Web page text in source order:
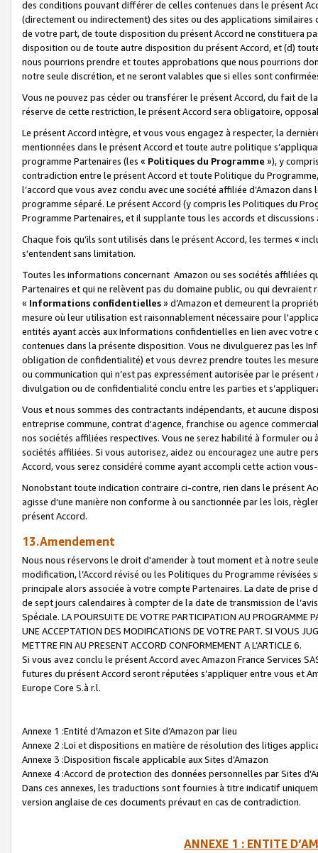
des conditions pouvant différer de celles contenues dans le présent
(directement ou indirectement) des sites ou des applications
de votre part, de toute disposition du présent Accord ne constituera
disposition ou de toute autre disposition du présent Accord, et (d)
nous pourrions prendre et toutes approbations que nous pourrions
notre seule discrétion, et ne seront valables que si elles sont
Vous ne pouvez pas céder ou transférer le présent Accord, du fait de
réserve de cette restriction, le présent Accord sera obligatoire,
Le présent Accord intègre, et vous vous engagez à respecter, la
mentionnées dans le présent Accord et toute autre politique
programme Partenaires (les « Politiques du Programme »), y
contradiction entre le présent Accord et toute Politique du
l’accord que vous avez conclu avec une société affiliée d’Amazon
programme séparé. Le présent Accord (y compris les Politiques du
Programme Partenaires, et il supplante tous les accords et discussions
Chaque fois qu’ils sont utilisés dans le présent Accord, les termes «
s'entendent sans limitation.
Toutes les informations concernant Amazon ou ses sociétés affiliées
Partenaires et qui ne relèvent pas du domaine public, ou qui
« Informations confidentielles» d’Amazon et demeurent la
mesure où leur utilisation est raisonnablement nécessaire pour
entités ayant accès aux Informations confidentielles en lien avec
contenues dans la présente disposition. Vous ne divulguerez pas les
obligation de confidentialité) et vous devrez prendre toutes les
ou communication qui n’est pas expressément autorisée par le
divulgation ou de confidentialité conclu entre les parties et
Vous et nous sommes des contractants indépendants, et aucune
entreprise commune, contrat d'agence, franchise ou agence
nos sociétés affiliées respectives. Vous ne serez habilité à formuler
sociétés affiliées. Si vous autorisez, aidez ou encouragez une autre
Accord, vous serez considéré comme ayant accompli cette action
Nonobstant toute indication contraire ci-contre, rien dans le présent
agisse d’une manière non conforme à ou sanctionnée par les lois,
présent Accord.
13.Amendement
Nous nous réservons le droit d'amender à tout moment et à notre
modification, l’Accord révisé ou les Politiques du Programme
principale alors associée à votre compte Partenaires. La date de
de sept jours calendaires à compter de la date de transmission de
Spéciale. LA POURSUITE DE VOTRE PARTICIPATION AU PROGRAMME
UNE ACCEPTATION DES MODIFICATIONS DE VOTRE PART. SI VOUS
METTRE FIN AU PRESENT ACCORD CONFORMEMENT A L’ARTICLE 6.
Si vous avez conclu le présent Accord avec Amazon France Services
futures du présent Accord seront réputées s’appliquer entre vous et
Europe Core S.à r.l.
Annexe 1 :Entité d’Amazon et Site d’Amazon par lieu
Annexe 2 :Loi et dispositions en matière de résolution des litiges
Annexe 3 :Disposition fiscale applicable aux Sites d’Amazon
Annexe 4 :Accord de protection des données personnelles par Sites
Dans ces annexes, les traductions sont fournies à titre indicatif
version anglaise de ces documents prévaut en cas de contradiction.
ANNEXE 1 : ENTITE